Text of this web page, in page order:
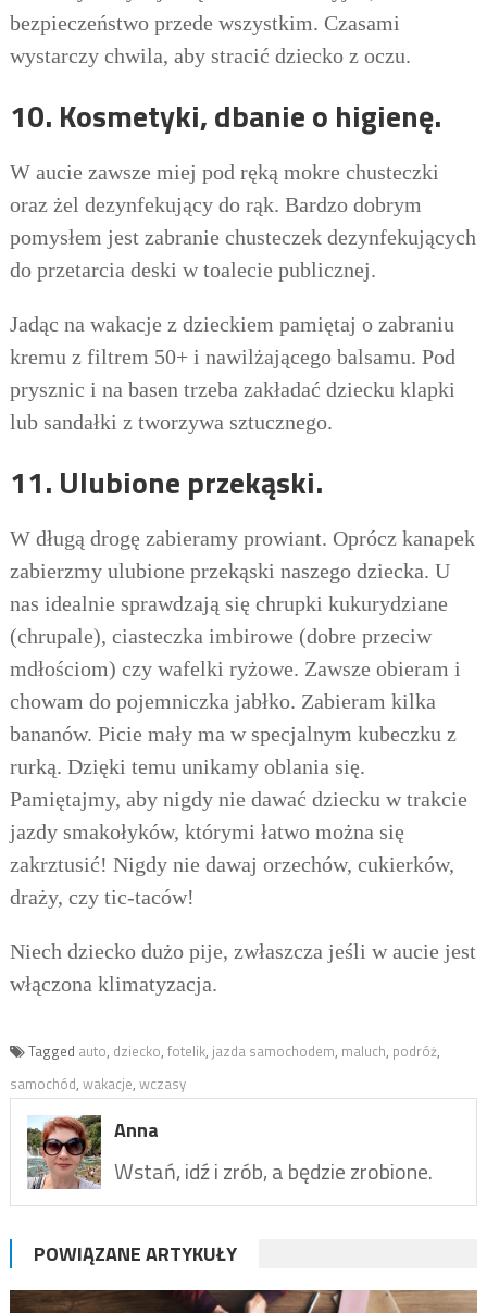
bezpieczeństwo przede wszystkim. Czasami
wystarczy chwila, aby stracić dziecko z oczu.
10. Kosmetyki, dbanie o higienę.
W aucie zawsze miej pod ręką mokre chusteczki
oraz żel dezynfekujący do rąk. Bardzo dobrym
pomysłem jest zabranie chusteczek dezynfekujących
do przetarcia deski w toalecie publicznej.
Jadąc na wakacje z dzieckiem pamiętaj o zabraniu
kremu z filtrem 50+ i nawilżającego balsamu. Pod
prysznic i na basen trzeba zakładać dziecku klapki
lub sandałki z tworzywa sztucznego.
11. Ulubione przekąski.
W długą drogę zabieramy prowiant. Oprócz kanapek
zabierzmy ulubione przekąski naszego dziecka. U
nas idealnie sprawdzają się chrupki kukurydziane
(chrupale), ciasteczka imbirowe (dobre przeciw
mdłościom) czy wafelki ryżowe. Zawsze obieram i
chowam do pojemniczka jabłko. Zabieram kilka
bananów. Picie mały ma w specjalnym kubeczku z
rurką. Dzięki temu unikamy oblania się.
Pamiętajmy, aby nigdy nie dawać dziecku w trakcie
jazdy smakołyków, którymi łatwo można się
zakrztusić! Nigdy nie dawaj orzechów, cukierków,
draży, czy tic-taców!
Niech dziecko dużo pije, zwłaszcza jeśli w aucie jest
włączona klimatyzacja.
Tagged auto, dziecko, fotelik, jazda samochodem, maluch, podróż,
samochód, wakacje, wczasy
Anna
Wstań, idź i zrób, a będzie zrobione.
POWIĄZANE ARTYKUŁY